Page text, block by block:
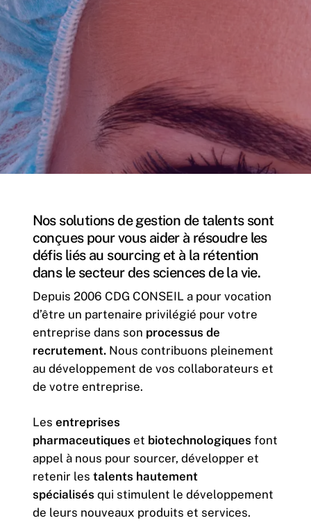
Nos solutions de gestion de talents sont
conçues pour vous aider à résoudre les
défis liés au sourcing et à la rétention
dans le secteur des sciences de la vie.
Depuis 2006 CDG CONSEIL a pour vocation
d’être un partenaire privilégié pour votre
entreprise dans son processus de
recrutement. Nous contribuons pleinement
au développement de vos collaborateurs et
de votre entreprise.
Les entreprises
pharmaceutiques et biotechnologiques font
appel à nous pour sourcer, développer et
retenir les talents hautement
spécialisés qui stimulent le développement
de leurs nouveaux produits et services.